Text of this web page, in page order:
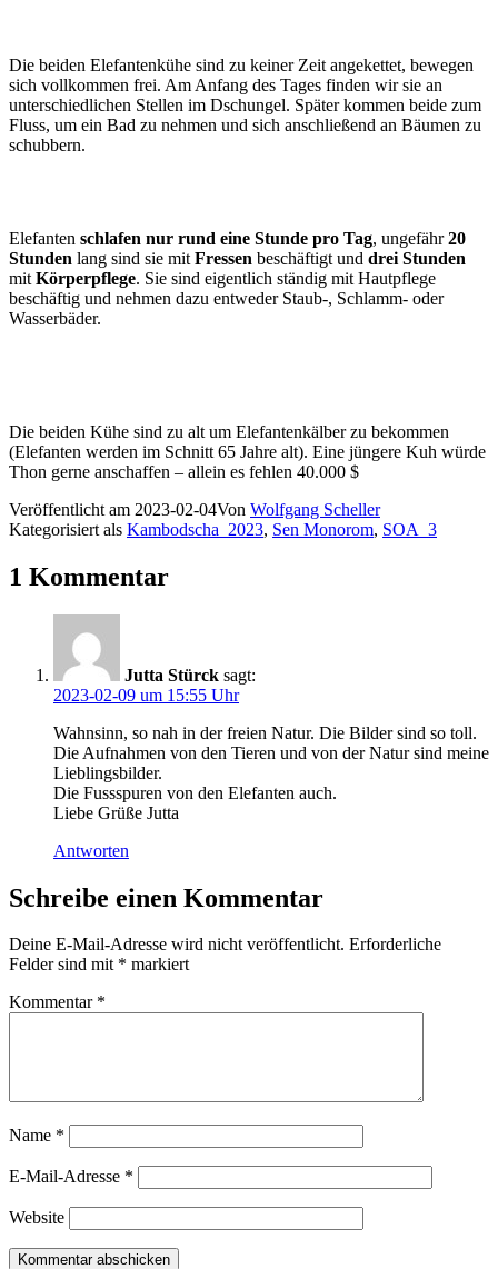
Die beiden Elefantenkühe sind zu keiner Zeit angekettet, bewegen
sich vollkommen frei. Am Anfang des Tages finden wir sie an
unterschiedlichen Stellen im Dschungel. Später kommen beide zum
Fluss, um ein Bad zu nehmen und sich anschließend an Bäumen zu
schubbern.
Elefanten schlafen nur rund eine Stunde pro Tag, ungefähr20
Stunden lang sind sie mit Fressen beschäftigt und drei Stunden
mit Körperpflege. Sie sind eigentlich ständig mit Hautpflege
beschäftig und nehmen dazu entweder Staub-, Schlamm- oder
Wasserbäder.
Die beiden Kühe sind zu alt um Elefantenkälber zu bekommen
(Elefanten werden im Schnitt 65 Jahre alt). Eine jüngere Kuh würde
Thon gerne anschaffen – allein es fehlen 40.000 $
Veröffentlicht am 2023-02-04Von Wolfgang Scheller
Kategorisiert als Kambodscha_2023, Sen Monorom, SOA_3
1 Kommentar
Jutta Stürck sagt:
2023-02-09 um 15:55 Uhr
Wahnsinn, so nah in der freien Natur. Die Bilder sind so toll.
Die Aufnahmen von den Tieren und von der Natur sind meine
Lieblingsbilder.
Die Fussspuren von den Elefanten auch.
Liebe Grüße Jutta
Antworten
Schreibe einen Kommentar
Deine E-Mail-Adresse wird nicht veröffentlicht. Erforderliche
Felder sind mit * markiert
Kommentar *
Name *
E-Mail-Adresse *
Website